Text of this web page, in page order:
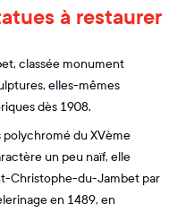
à restaurer
classée monument
elles-mêmes
dès 1908.
polychromé du XVème
un peu naïf, elle
Christophe-du-Jambet par
en 1489, en